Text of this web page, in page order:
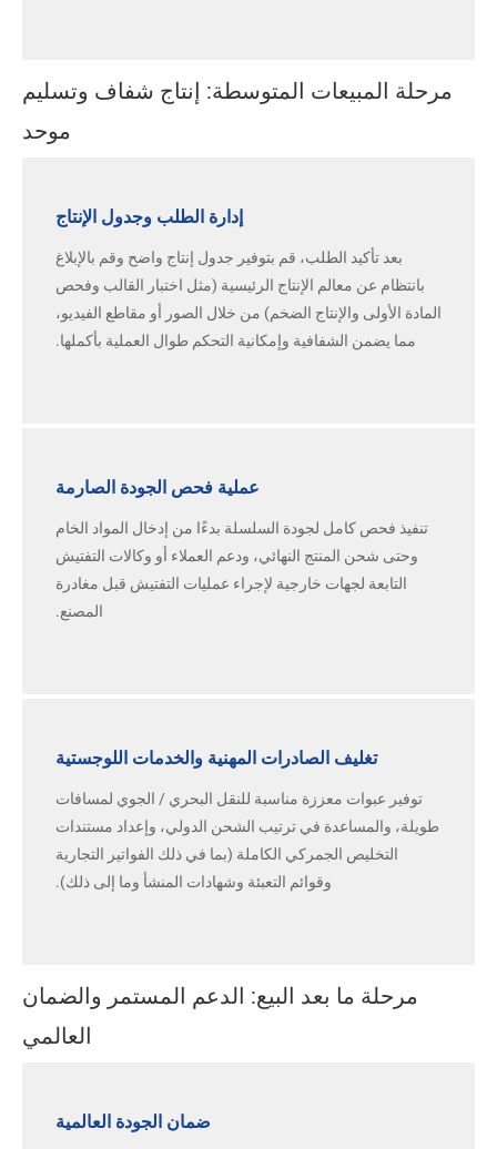
مرحلة المبيعات المتوسطة: إنتاج شفاف وتسليم
موحد
إدارة الطلب وجدول الإنتاج
بعد تأكيد الطلب، قم بتوفير جدول إنتاج واضح وقم بالإبلاغ
بانتظام عن معالم الإنتاج الرئيسية (مثل اختبار القالب وفحص
المادة الأولى والإنتاج الضخم) من خلال الصور أو مقاطع الفيديو،
مما يضمن الشفافية وإمكانية التحكم طوال العملية بأكملها.
عملية فحص الجودة الصارمة
تنفيذ فحص كامل لجودة السلسلة بدءًا من إدخال المواد الخام
وحتى شحن المنتج النهائي، ودعم العملاء أو وكالات التفتيش
التابعة لجهات خارجية لإجراء عمليات التفتيش قبل مغادرة
المصنع.
تغليف الصادرات المهنية والخدمات اللوجستية
توفير عبوات معززة مناسبة للنقل البحري / الجوي لمسافات
طويلة، والمساعدة في ترتيب الشحن الدولي، وإعداد مستندات
التخليص الجمركي الكاملة (بما في ذلك الفواتير التجارية
وقوائم التعبئة وشهادات المنشأ وما إلى ذلك).
مرحلة ما بعد البيع: الدعم المستمر والضمان
العالمي
ضمان الجودة العالمية